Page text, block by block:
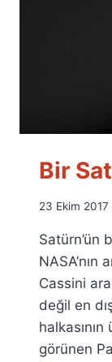
Bir
By
Fuat
Özyar
23 Ekim 2017
Satürn’ün
Cassini
değil en
görünen